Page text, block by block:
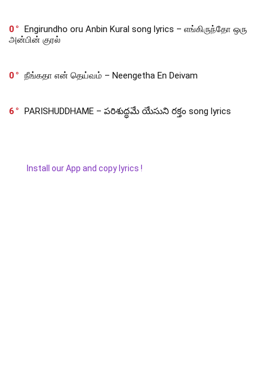
0
Engirundho oru Anbin Kural song lyrics – எங்கிருந்தோ ஒரு
அன்பின் குரல்
0 நீங்கதா என் தெய்வம் – Neengetha En Deivam
6 PARISHUDDHAME – పరిశుద్ధమే యేసుని రక్తం song lyrics
Install our App and copy lyrics !